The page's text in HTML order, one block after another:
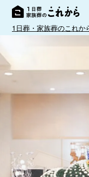
1日葬・家族葬のこれか